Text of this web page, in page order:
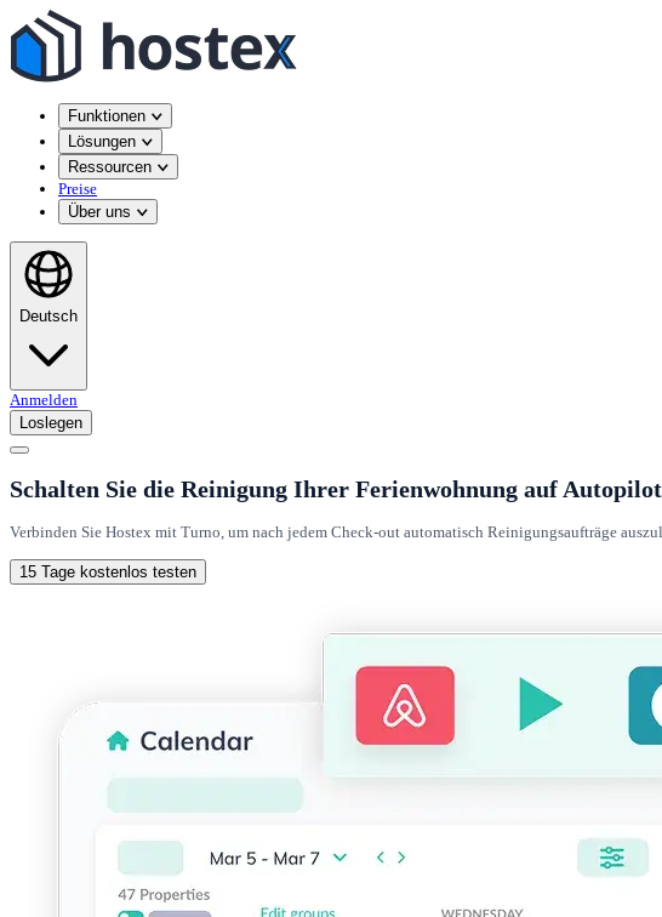
Funktionen
Lösungen
Ressourcen
Preise
Über uns
Deutsch
Anmelden
Loslegen
Schalten Sie die Reinigung Ihrer Ferienwohnung auf Autopilot
Verbinden Sie Hostex mit Turno, um nach jedem Check-out automatisch Reinigungsaufträge
15 Tage kostenlos testen